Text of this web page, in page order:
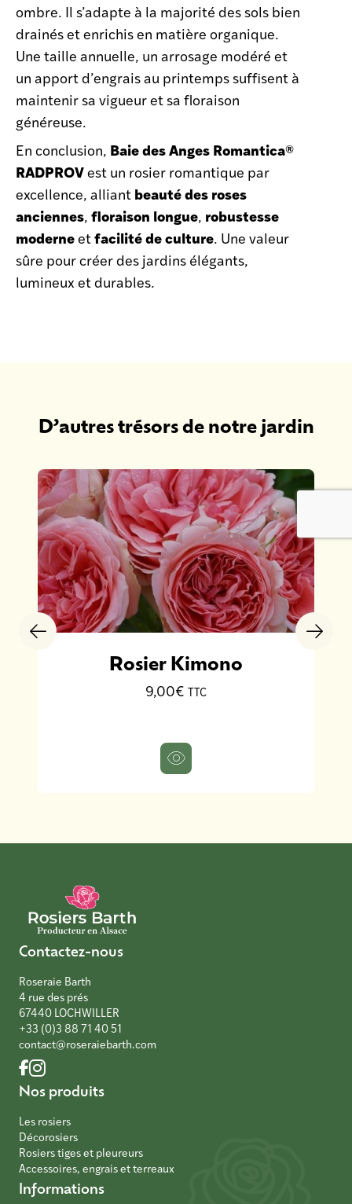
ombre. Il s’adapte à la majorité des sols bien
drainés et enrichis en matière organique.
Une taille annuelle, un arrosage modéré et
un apport d’engrais au printemps suffisent à
maintenir sa vigueur et sa floraison
généreuse.
En conclusion, Baie des Anges Romantica®
RADPROVest un rosier romantique par
excellence, alliant beauté des roses
anciennes, floraison longue, robustesse
moderneetfacilité de culture. Une valeur
sûre pour créer des jardins élégants,
lumineux et durables.
D’autres trésors de notre jardin
Rosier Kimono
9,00€ TTC
Contactez-nous
Roseraie Barth
4 rue des prés
67440 LOCHWILLER
+33 (0)3 88 71 40 51
contact@roseraiebarth.com
Nos produits
Les rosiers
Décorosiers
Rosiers tiges et pleureurs
Accessoires, engrais et terreaux
Informations